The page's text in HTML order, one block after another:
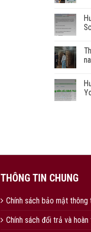
THÔNG TIN CHUNG
Chính sách bảo mật thông
Chính sách đổi trả và hoàn